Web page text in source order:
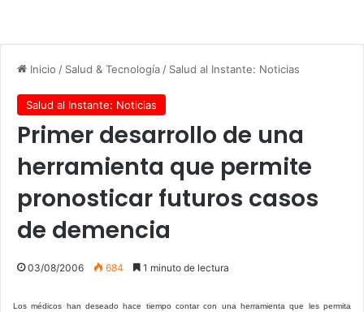
Inicio / Salud & Tecnología / Salud al Instante: Noticias
Salud al Instante: Noticias
Primer desarrollo de una
herramienta que permite
pronosticar futuros casos
de demencia
03/08/2006 684 1 minuto de lectura
Los médicos han deseado hace tiempo contar con una herramienta que les permita